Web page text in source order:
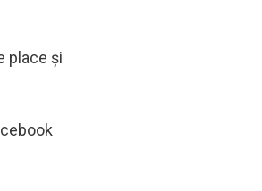
place și